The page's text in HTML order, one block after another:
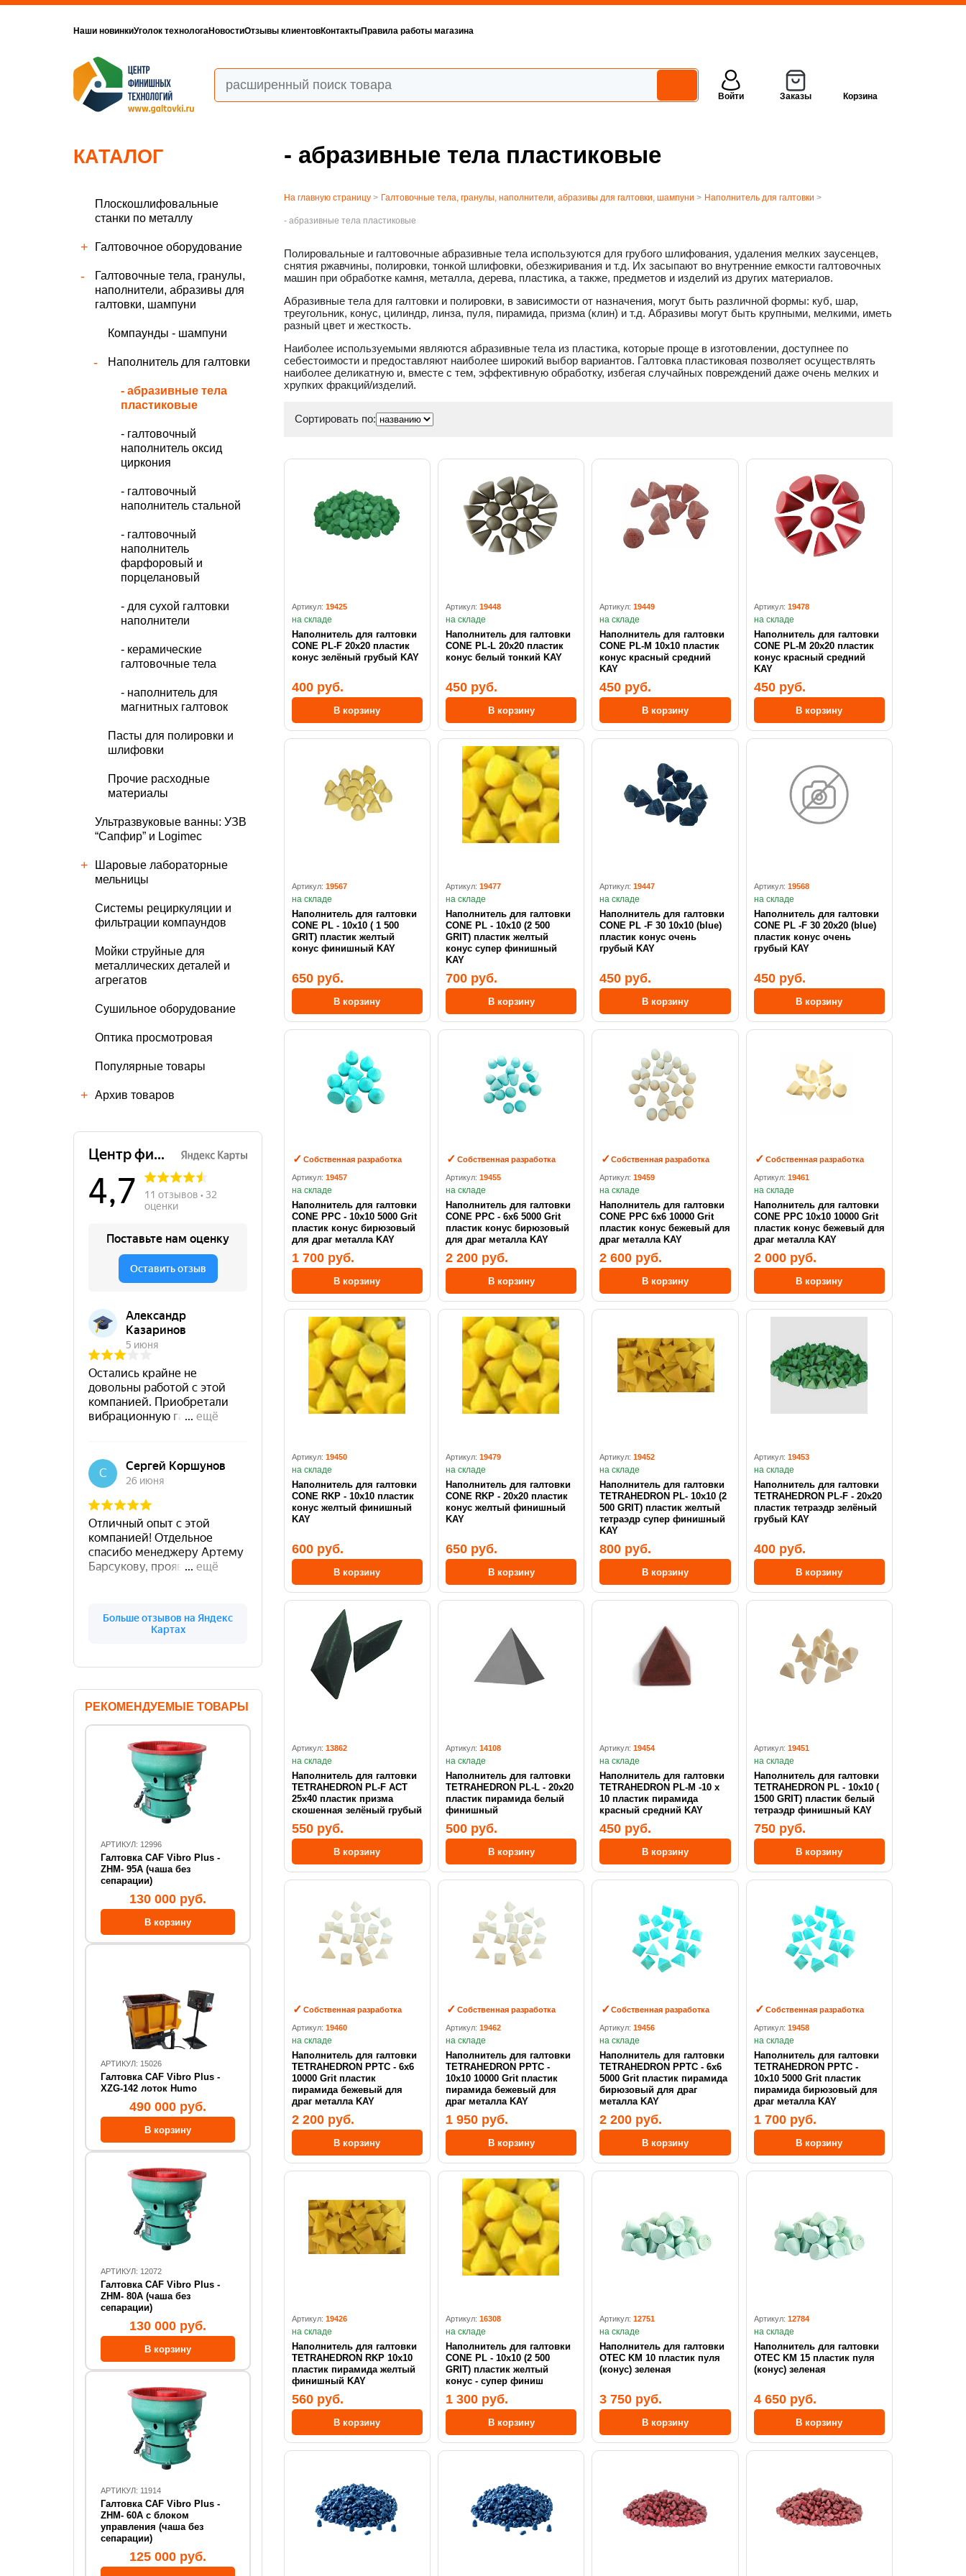
Наши новинкиУголок технологаНовостиОтзывы клиентовКонтактыПравила работы магазина
Войти Заказы Корзина
КАТАЛОГ
Плоскошлифовальные
станки по металлу
Галтовочное оборудование
Галтовочные тела, гранулы,
наполнители, абразивы для
галтовки, шампуни
Компаунды - шампуни
Наполнитель для галтовки
- абразивные тела
пластиковые
- галтовочный
наполнитель оксид
циркония
- галтовочный
наполнитель стальной
- галтовочный
наполнитель
фарфоровый и
порцелановый
- для сухой галтовки
наполнители
- керамические
галтовочные тела
- наполнитель для
магнитных галтовок
Пасты для полировки и
шлифовки
Прочие расходные
материалы
Ультразвуковые ванны: УЗВ
“Сапфир” и Logimec
Шаровые лабораторные
мельницы
Cистемы рециркуляции и
фильтрации компаундов
Мойки струйные для
металлических деталей и
агрегатов
Сушильное оборудование
Оптика просмотровая
Популярные товары
Архив товаров
РЕКОМЕНДУЕМЫЕ ТОВАРЫ
АРТИКУЛ: 12996
Галтовка CAF Vibro Plus -
ZHM- 95А (чаша без
сепарации)
130 000 руб.
АРТИКУЛ: 15026
Галтовка CAF Vibro Plus -
XZG-142 лоток Humo
490 000 руб.
АРТИКУЛ: 12072
Галтовка CAF Vibro Plus -
ZHM- 80А (чаша без
сепарации)
130 000 руб.
АРТИКУЛ: 11914
Галтовка CAF Vibro Plus -
ZHM- 60А с блоком
управления (чаша без
сепарации)
125 000 руб.
- абразивные тела пластиковые
На главную страницу> Галтовочные тела, гранулы, наполнители, абразивы для галтовки, шампуни > Наполнитель для галтовки >
- абразивные тела пластиковые
Полировальные и галтовочные абразивные тела используются для грубого шлифования, удаления мелких заусенцев,
снятия ржавчины, полировки, тонкой шлифовки, обезжиривания и т.д. Их засыпают во внутренние емкости галтовочных
машин при обработке камня, металла, дерева, пластика, а также, предметов и изделий из других материалов.
Абразивные тела для галтовки и полировки, в зависимости от назначения, могут быть различной формы: куб, шар,
треугольник, конус, цилиндр, линза, пуля, пирамида, призма (клин) и т.д. Абразивы могут быть крупными, мелкими, иметь
разный цвет и жесткость.
Наиболее используемыми являются абразивные тела из пластика, которые проще в изготовлении, доступнее по
себестоимости и предоставляют наиболее широкий выбор вариантов. Галтовка пластиковая позволяет осуществлять
наиболее деликатную и, вместе с тем, эффективную обработку, избегая случайных повреждений даже очень мелких и
хрупких фракций/изделий.
Сортировать по:
Артикул: 19425
на складе
Наполнитель для галтовки
CONE PL-F 20х20 пластик
конус зелёный грубый KAY
400 руб.
В корзину
Артикул: 19448
на складе
Наполнитель для галтовки
CONE PL-L 20х20 пластик
конус белый тонкий KAY
450 руб.
В корзину
Артикул:19449
на складе
Наполнитель для галтовки
CONE PL-M 10x10 пластик
конус красный средний
KAY
450 руб.
В корзину
Артикул: 19478
на складе
Наполнитель для галтовки
CONE PL-M 20х20 пластик
конус красный средний
KAY
450 руб.
В корзину
Артикул: 19567
на складе
Наполнитель для галтовки
CONE PL - 10х10 ( 1 500
GRIT) пластик желтый
конус финишный KAY
650 руб.
В корзину
Артикул: 19477
на складе
Наполнитель для галтовки
CONE PL - 10х10 (2 500
GRIT) пластик желтый
конус супер финишный
KAY
700 руб.
В корзину
Артикул:19447
на складе
Наполнитель для галтовки
CONE PL -F 30 10x10 (blue)
пластик конус очень
грубый KAY
450 руб.
В корзину
Артикул: 19568
на складе
Наполнитель для галтовки
CONE PL -F 30 20x20 (blue)
пластик конус очень
грубый KAY
450 руб.
В корзину
Собственная разработка
Артикул: 19457
на складе
Наполнитель для галтовки
CONE PPC - 10х10 5000 Grit
пластик конус бирюзовый
для драг металла KAY
1 700 руб.
В корзину
Собственная разработка
Артикул: 19455
на складе
Наполнитель для галтовки
CONE PPC - 6х6 5000 Grit
пластик конус бирюзовый
для драг металла KAY
2 200 руб.
В корзину
Собственная разработка
Артикул:19459
на складе
Наполнитель для галтовки
CONE PPC 6х6 10000 Grit
пластик конус бежевый для
драг металла KAY
2 600 руб.
В корзину
Собственная разработка
Артикул: 19461
на складе
Наполнитель для галтовки
CONE PPC 10х10 10000 Grit
пластик конус бежевый для
драг металла KAY
2 000 руб.
В корзину
Артикул: 19450
на складе
Наполнитель для галтовки
CONE RKP - 10х10 пластик
конус желтый финишный
KAY
600 руб.
В корзину
Артикул: 19479
на складе
Наполнитель для галтовки
CONE RKP - 20х20 пластик
конус желтый финишный
KAY
650 руб.
В корзину
Артикул:19452
на складе
Наполнитель для галтовки
TETRAHEDRON PL- 10x10 (2
500 GRIT) пластик желтый
тетраэдр супер финишный
KAY
800 руб.
В корзину
Артикул: 19453
на складе
Наполнитель для галтовки
TETRAHEDRON PL-F - 20х20
пластик тетраэдр зелёный
грубый KAY
400 руб.
В корзину
Артикул: 13862
на складе
Наполнитель для галтовки
TETRAHEDRON PL-F ACT
25x40 пластик призма
скошенная зелёный грубый
550 руб.
В корзину
Артикул: 14108
на складе
Наполнитель для галтовки
TETRAHEDRON PL-L - 20х20
пластик пирамида белый
финишный
500 руб.
В корзину
Артикул:19454
на складе
Наполнитель для галтовки
TETRAHEDRON PL-M -10 x
10 пластик пирамида
красный средний KAY
450 руб.
В корзину
Артикул: 19451
на складе
Наполнитель для галтовки
TETRAHEDRON PL - 10х10 (
1500 GRIT) пластик белый
тетраэдр финишный KAY
750 руб.
В корзину
Собственная разработка
Артикул: 19460
на складе
Наполнитель для галтовки
TETRAHEDRON PPTC - 6х6
10000 Grit пластик
пирамида бежевый для
драг металла KAY
2 200 руб.
В корзину
Собственная разработка
Артикул: 19462
на складе
Наполнитель для галтовки
TETRAHEDRON PPTC -
10х10 10000 Grit пластик
пирамида бежевый для
драг металла KAY
1 950 руб.
В корзину
Собственная разработка
Артикул:19456
на складе
Наполнитель для галтовки
TETRAHEDRON PPTC - 6х6
5000 Grit пластик пирамида
бирюзовый для драг
металла KAY
2 200 руб.
В корзину
Собственная разработка
Артикул: 19458
на складе
Наполнитель для галтовки
TETRAHEDRON PPTC -
10х10 5000 Grit пластик
пирамида бирюзовый для
драг металла KAY
1 700 руб.
В корзину
Артикул: 19426
на складе
Наполнитель для галтовки
TETRAHEDRON RKP 10x10
пластик пирамида желтый
финишный KAY
560 руб.
В корзину
Артикул: 16308
на складе
Наполнитель для галтовки
CONE PL - 10х10 (2 500
GRIT) пластик желтый
конус - супер финиш
1 300 руб.
В корзину
Артикул:12751
на складе
Наполнитель для галтовки
OTEC KM 10 пластик пуля
(конус) зеленая
3 750 руб.
В корзину
Артикул: 12784
на складе
Наполнитель для галтовки
OTEC KM 15 пластик пуля
(конус) зеленая
4 650 руб.
В корзину